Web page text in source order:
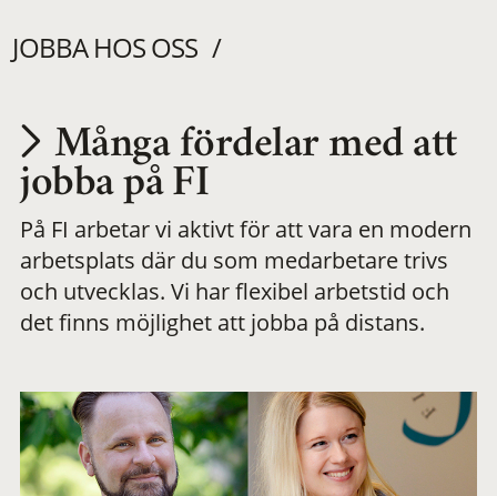
JOBBA HOS OSS
Utvecklas på en
meningsfull och
flexibel
Många fördelar med att
jobba på FI
På FI arbetar vi aktivt för att vara en modern
arbetsplats där du som medarbetare trivs
och utvecklas. Vi har flexibel arbetstid och
det finns möjlighet att jobba på distans.